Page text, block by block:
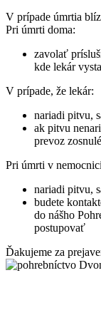
V prípade úmrtia
Pri úmrti doma:
zavolať
kde lekár
V prípade, že lekár:
nariadi pitvu,
ak pitvu
prevoz
Pri úmrti v
nariadi pitvu,
budete
do nášho
postupovať
Ďakujeme za